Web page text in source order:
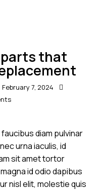
that
February 7, 2024
diam pulvinar
urna iaculis, id
sit amet tortor
id odio dapibus
nisl elit, molestie quis